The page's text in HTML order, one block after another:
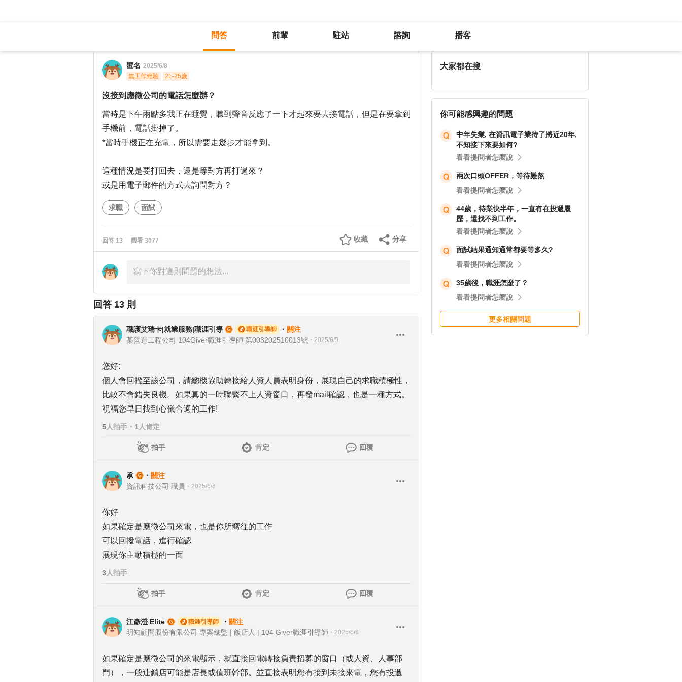
問答 前輩 駐站 諮詢 播客
匿名 2025/6/8
無工作經驗
21-25歲
沒接到應徵公司的電話怎麼辦？
當時是下午兩點多我正在睡覺，聽到聲音反應了一下才起來要去接電話，但是在要拿到
手機前，電話掛掉了。
*當時手機正在充電，所以需要走幾步才能拿到。
這種情況是要打回去，還是等對方再打過來？
或是用電子郵件的方式去詢問對方？
求職 面試
回答 13 觀看 3077 分享
收藏
回答 13 則
職護艾瑞卡|就業服務|職涯引導 職涯引導師 ・ 關注
某營造工程公司 104Giver職涯引導師 第003202510013號 ・ 2025/6/9
您好:
個人會回撥至該公司，請總機協助轉接給人資人員表明身份，展現自己的求職積極性，
比較不會錯失良機。如果真的一時聯繫不上人資窗口，再發mail確認，也是一種方式。
祝福您早日找到心儀合適的工作!
5人拍手 ・ 1 人肯定
拍手 肯定 回覆
承 ・ 關注
資訊科技公司 職員 ・ 2025/6/8
你好
如果確定是應徵公司來電，也是你所嚮往的工作
可以回撥電話，進行確認
展現你主動積極的一面
3人拍手
拍手 肯定 回覆
江彥澄 Elite 職涯引導師 ・ 關注
明知顧問股份有限公司 專案總監 | 飯店人 | 104 Giver職涯引導師 ・ 2025/6/8
如果確定是應徵公司的來電顯示，就直接回電轉接負責招募的窗口（或人資、人事部
門），一般連鎖店可能是店長或值班幹部。並直接表明您有接到未接來電，您有投遞
大家都在搜
你可能感興趣的問題
中年失業, 在資訊電子業待了將近20年,
不知接下來要如何?
看看提問者怎麼說
兩次口頭OFFER，等待難熬
看看提問者怎麼說
44歲，待業快半年，一直有在投遞履
歷，還找不到工作。
看看提問者怎麼說
面試結果通知通常都要等多久?
看看提問者怎麼說
35歲後，職涯怎麼了？
看看提問者怎麼說
更多相關問題